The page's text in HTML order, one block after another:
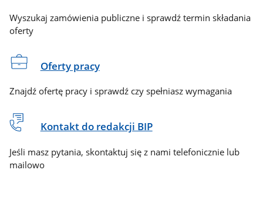
Wyszukaj zamówienia publiczne i sprawdź termin składania
oferty
Oferty pracy
Znajdź ofertę pracy i sprawdź czy spełniasz wymagania
Kontakt do redakcji BIP
Jeśli masz pytania, skontaktuj się z nami telefonicznie lub
mailowo